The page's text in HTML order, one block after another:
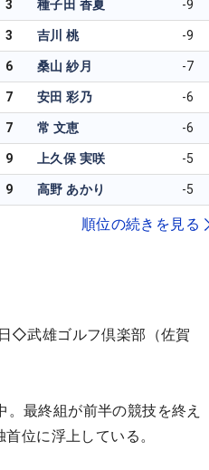
3 種子田 香夏 -9
3 吉川 桃 -9
6 桑山 紗月 -7
7 安田 彩乃 -6
7 常 文恵 -6
9 上久保 実咲 -5
9 高野 あかり -5
順位の続きを見る
◇武雄ゴルフ倶楽部（佐賀
最終組が前半の競技を終え
位に浮上している。